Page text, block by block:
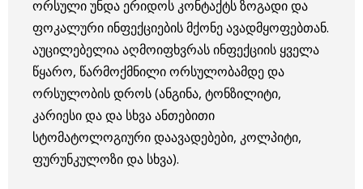
ორსული უნდა ერიდოს კონტაქტს ზოგადი და
ფოკალური ინფექციების მქონე ავადმყოფებთან.
აუცილებელია აღმოიფხვრას ინფექციის ყველა
წყარო, წარმოქმნილი ორსულობამდე და
ორსულობის დროს (ანგინა, ტონზილიტი,
კარიესი და და სხვა ანთებითი
სტომატოლოგიური დაავადებები, კოლპიტი,
ფურუნკულოზი და სხვა).